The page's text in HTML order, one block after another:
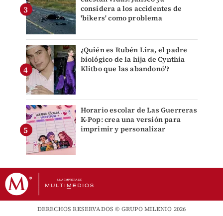
considera a los accidentes de
'bikers' como problema
¿Quién es Rubén Lira, el padre
biológico de la hija de Cynthia
Klitbo que las abandonó'?
Horario escolar de Las Guerreras
K-Pop: crea una versión para
imprimir y personalizar
DERECHOS RESERVADOS © GRUPO MILENIO 2026